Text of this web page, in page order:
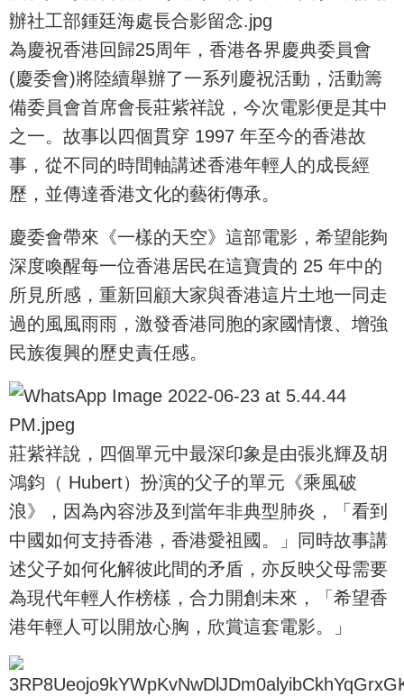
為慶祝香港回歸25周年，香港各界慶典委員會
(慶委會)將陸續舉辦了一系列慶祝活動，活動籌
備委員會首席會長莊紫祥說，今次電影便是其中
之一。故事以四個貫穿 1997 年至今的香港故
事，從不同的時間軸講述香港年輕人的成長經
歷，並傳達香港文化的藝術傳承。
慶委會帶來《一樣的天空》這部電影，希望能夠
深度喚醒每一位香港居民在這寶貴的 25 年中的
所見所感，重新回顧大家與香港這片土地一同走
過的風風雨雨，激發香港同胞的家國情懷、增強
民族復興的歷史責任感。
莊紫祥說，四個單元中最深印象是由張兆輝及胡
鴻鈞（ Hubert）扮演的父子的單元《乘風破
浪》，因為內容涉及到當年非典型肺炎，「看到
中國如何支持香港，香港愛祖國。」同時故事講
述父子如何化解彼此間的矛盾，亦反映父母需要
為現代年輕人作榜樣，合力開創未來，「希望香
港年輕人可以開放心胸，欣賞這套電影。」